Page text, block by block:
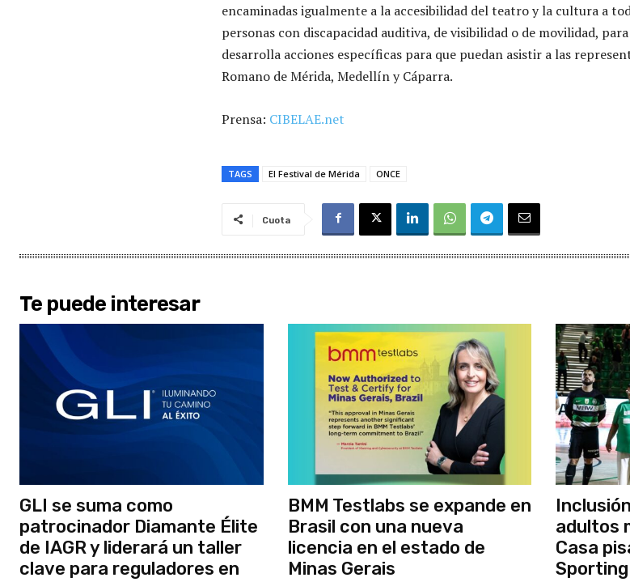
encaminadas igualmente a la accesibilidad del teatro y la cultura a
personas con discapacidad auditiva, de visibilidad o de movilidad,
desarrolla acciones específicas para que puedan asistir a las
Romano de Mérida, Medellín y Cáparra.
Prensa: CIBELAE.net
TAGS El Festival de Mérida ONCE
Cuota
Te puede interesar
GLI se suma como
patrocinador Diamante Élite
de IAGR y liderará un taller
clave para reguladores en
BMM Testlabs se expande en
Brasil con una nueva
licencia en el estado de
Minas Gerais
adultos
Casa
Sporting